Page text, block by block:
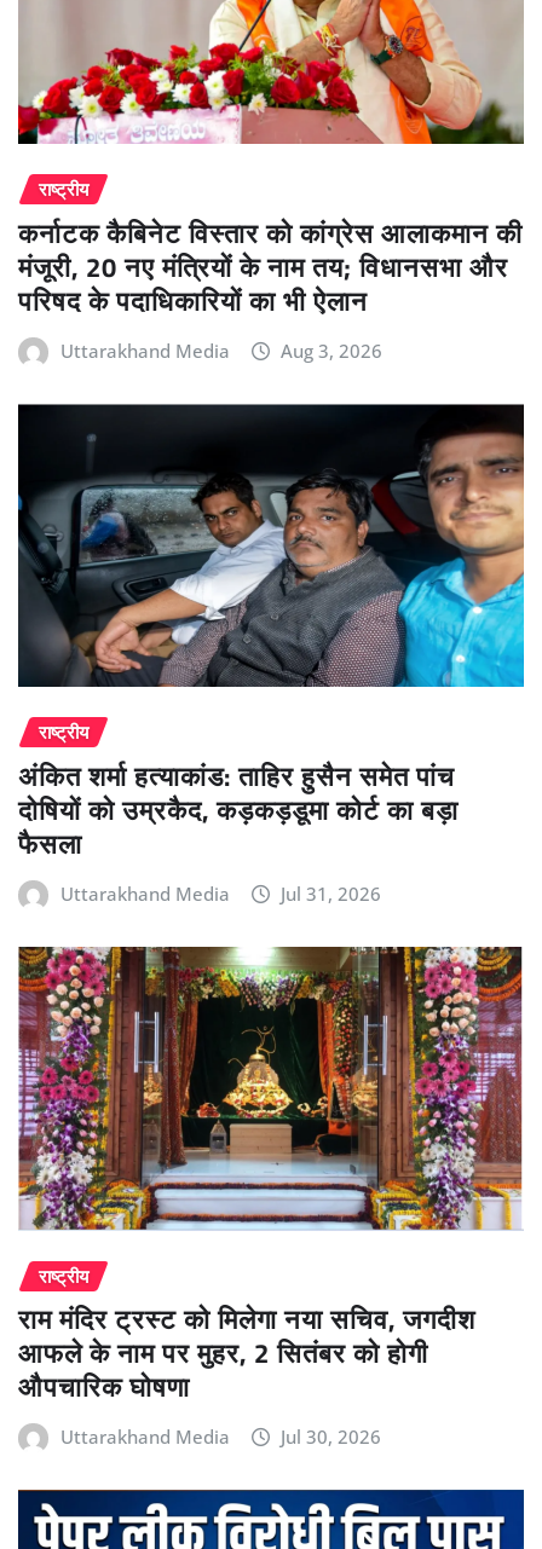
राष्ट्रीय
कर्नाटक कैबिनेट विस्तार को कांग्रेस आलाकमान की
मंजूरी, 20 नए मंत्रियों के नाम तय; विधानसभा और
परिषद के पदाधिकारियों का भी ऐलान
Uttarakhand Media Aug 3, 2026
राष्ट्रीय
अंकित शर्मा हत्याकांड: ताहिर हुसैन समेत पांच
दोषियों को उम्रकैद, कड़कड़डूमा कोर्ट का बड़ा
फैसला
Uttarakhand Media Jul 31, 2026
राष्ट्रीय
राम मंदिर ट्रस्ट को मिलेगा नया सचिव, जगदीश
आफले के नाम पर मुहर, 2 सितंबर को होगी
औपचारिक घोषणा
Uttarakhand Media Jul 30, 2026